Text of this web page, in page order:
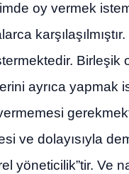
oy vermek
Birleşik
ayrıca yapmak
ve dolayısıyla
yöneticilik”tir. Ve